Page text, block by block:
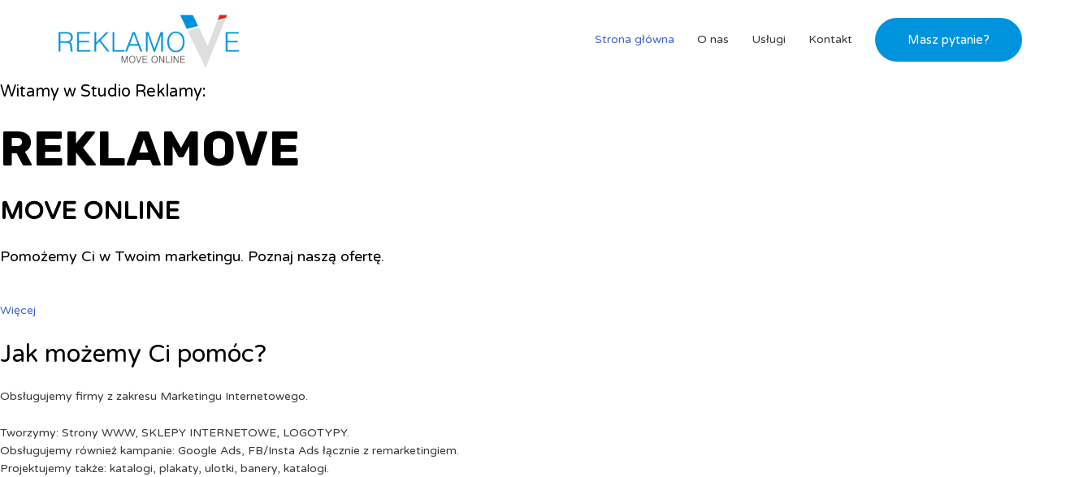
Strona główna O nas Usługi Kontakt Masz pytanie?
Witamy w Studio Reklamy:
REKLAMOVE
MOVE ONLINE
Pomożemy Ci w Twoim marketingu. Poznaj naszą ofertę.
Więcej
Jak możemy Ci pomóc?
Obsługujemy firmy z zakresu Marketingu Internetowego.
Tworzymy: Strony WWW, SKLEPY INTERNETOWE, LOGOTYPY.
Obsługujemy również kampanie: Google Ads, FB/Insta Ads łącznie z remarketingiem.
Projektujemy także: katalogi, plakaty, ulotki, banery, katalogi.